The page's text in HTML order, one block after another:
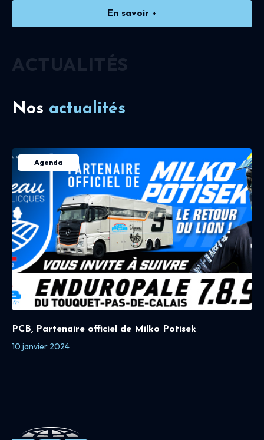
En savoir +
ACTUALITÉS
Nos actualités
Agenda
PCB, Partenaire officiel de Milko Potisek
10 janvier 2024